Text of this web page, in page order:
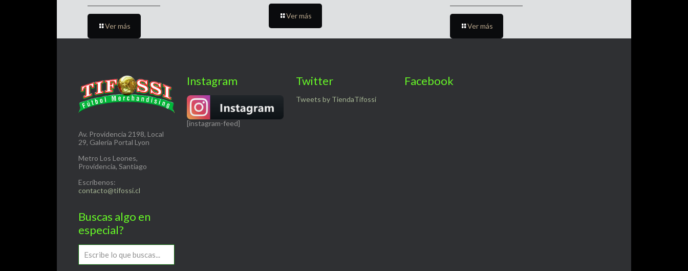
Ver más
Ver más
Ver más
Av. Providencia 2198, Local
29, Galería Portal Lyon
Metro Los Leones,
Providencia, Santiago
Escríbenos:
contacto@tifossi.cl
Buscas algo en
especial?
Instagram
[instagram-feed]
Twitter
Tweets by TiendaTifossi
Facebook